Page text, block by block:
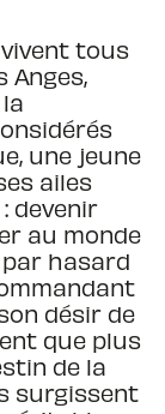
tous
Anges,
une jeune
ailes
devenir
au monde
par hasard
désir de
que plus
de la
surgissent